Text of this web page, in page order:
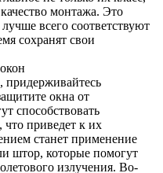
монтажа. Это
всего соответствуют
сохранят свои
придерживайтесь
окна от
способствовать
приведет к их
станет применение
штор, которые помогут
излучения. Во-